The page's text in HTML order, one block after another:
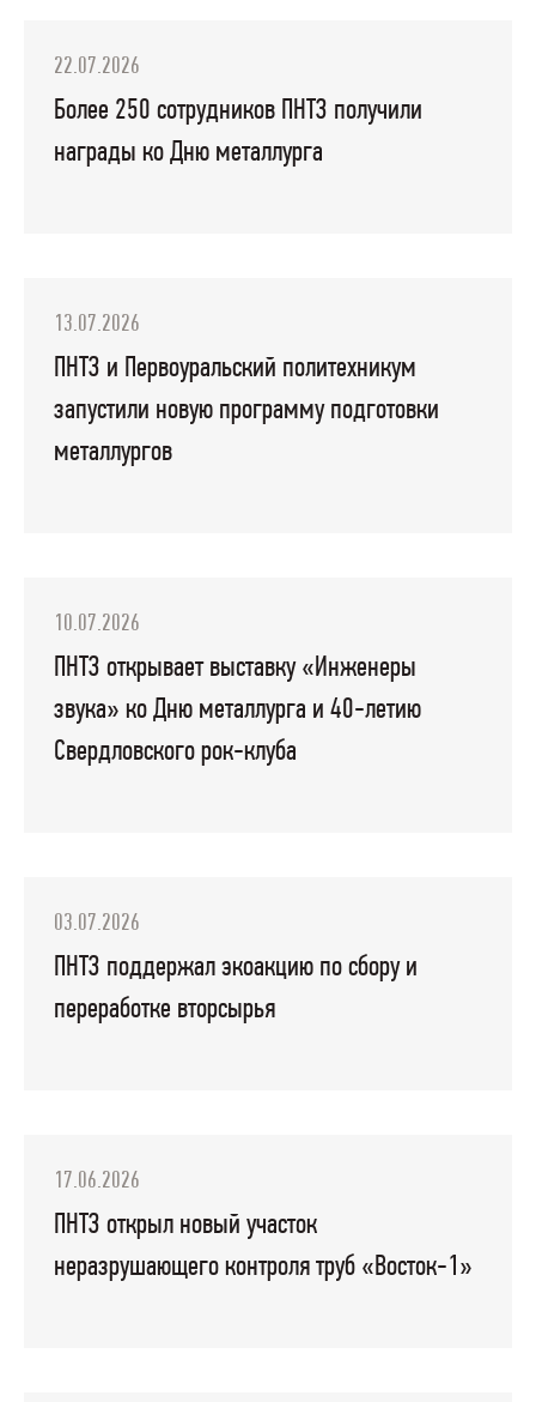
22.07.2026
Более 250 сотрудников ПНТЗ получили
награды ко Дню металлурга
13.07.2026
ПНТЗ и Первоуральский политехникум
запустили новую программу подготовки
металлургов
10.07.2026
ПНТЗ открывает выставку «Инженеры
звука» ко Дню металлурга и 40-летию
Свердловского рок-клуба
03.07.2026
ПНТЗ поддержал экоакцию по сбору и
переработке вторсырья
17.06.2026
ПНТЗ открыл новый участок
неразрушающего контроля труб «Восток-1»